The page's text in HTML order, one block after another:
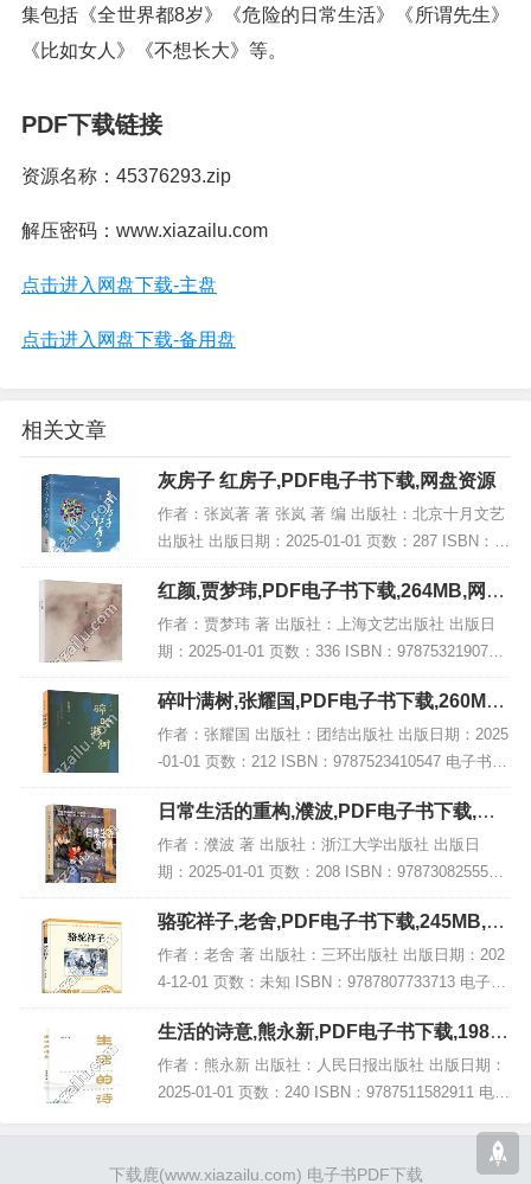
集包括《全世界都8岁》《危险的日常生活》《所谓先生》
《比如女人》《不想长大》等。
PDF下载链接
资源名称：45376293.zip
解压密码：www.xiazailu.com
点击进入网盘下载-主盘
点击进入网盘下载-备用盘
相关文章
灰房子 红房子,PDF电子书下载,网盘资源
作者：张岚著 著 张岚 著 编 出版社：北京十月文艺
出版社 出版日期：2025-01-01 页数：287 ISBN：9
787530224533 电子书大小：215MB [高清扫描版P
DF格式]...
红颜,贾梦玮,PDF电子书下载,264MB,网盘
资源
作者：贾梦玮 著 出版社：上海文艺出版社 出版日
期：2025-01-01 页数：336 ISBN：9787532190751
电子书大小：264MB [高清扫描版PDF格式] 内容简
介 在历...
碎叶满树,张耀国,PDF电子书下载,260MB,
网盘资源
作者：张耀国 出版社：团结出版社 出版日期：2025
-01-01 页数：212 ISBN：9787523410547 电子书大
小：260MB [高清扫描版PDF格式] 内容简介 《碎叶
满树》...
日常生活的重构,濮波,PDF电子书下载,网
盘资源
作者：濮波 著 出版社：浙江大学出版社 出版日
期：2025-01-01 页数：208 ISBN：9787308255516
电子书大小：187MB [高清扫描版PDF格式] 内容简
介 在著作...
骆驼祥子,老舍,PDF电子书下载,245MB,网
盘资源
作者：老舍 著 出版社：三环出版社 出版日期：202
4-12-01 页数：未知 ISBN：9787807733713 电子书
大小：245MB [高清扫描版PDF格式] 内容简介 《骆
驼祥子》...
生活的诗意,熊永新,PDF电子书下载,198M
B,网盘资源
作者：熊永新 出版社：人民日报出版社 出版日期：
2025-01-01 页数：240 ISBN：9787511582911 电子
下载鹿(www.xiazailu.com) 电子书PDF下载